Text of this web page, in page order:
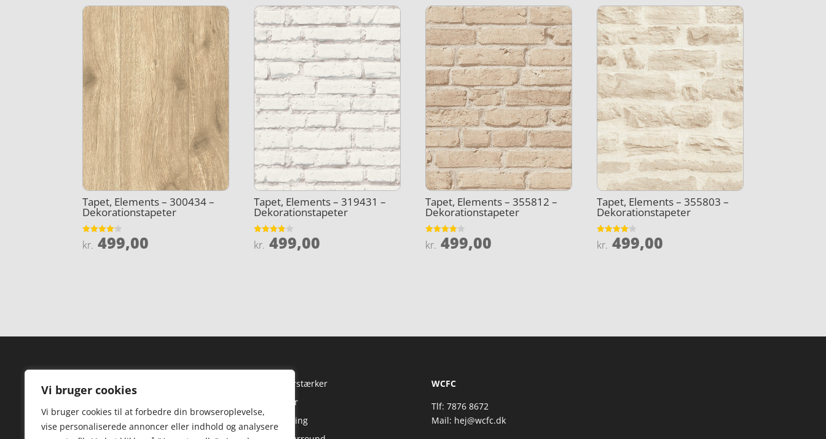
Vi bruger cookies
Vi bruger cookies til at forbedre din browseroplevelse,
vise personaliserede annoncer eller indhold og analysere
Tapet, Elements – 300434 –
Dekorationstapeter
Vurderet
4.1
kr. 499,00
Tapet, Elements – 319431 –
Dekorationstapeter
Vurderet
3.8
kr. 499,00
Tapet, Elements – 355812 –
Dekorationstapeter
Vurderet
4
kr. 499,00
Tapet, Elements – 355803 –
Dekorationstapeter
Vurderet
4
kr. 499,00
Forside
Kontakt
HiFi Forstærker
Højtaler
Streaming
WCFC
Tlf: 7876 8672
Mail: hej@wcfc.dk